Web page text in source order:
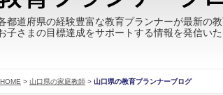
都道府県の経験豊富な教育プランナーが最新の
子さまの目標達成をサポートする情報を発信いた
> 山口県の家庭教師 > 山口県の教育プランナーブログ